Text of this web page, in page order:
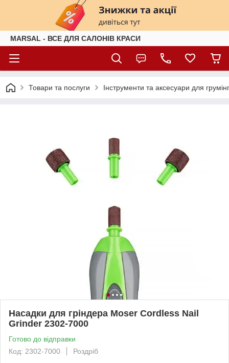
MARSAL - ВСЕ ДЛЯ САЛОНІВ КРАСИ
Товари та послуги Інструменти та аксесуари для
Насадки для гріндера Moser Cordless Nail
Grinder 2302-7000
Готово до відправки
Код: 2302-7000
Роздріб